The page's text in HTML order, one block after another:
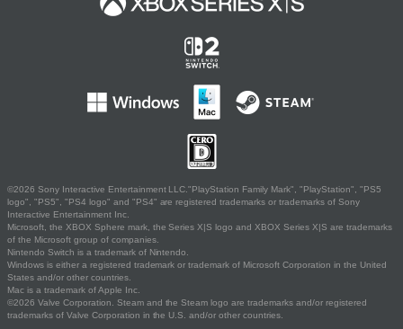
©2026 Sony Interactive Entertainment LLC."PlayStation Family Mark", "PlayStation", "PS5
logo", "PS5", "PS4 logo" and "PS4" are registered trademarks or trademarks of Sony
Interactive Entertainment Inc.
Microsoft, the XBOX Sphere mark, the Series X|S logo and XBOX Series X|S are trademarks
of the Microsoft group of companies.
Nintendo Switch is a trademark of Nintendo.
Windows is either a registered trademark or trademark of Microsoft Corporation in the United
States and/or other countries.
Mac is a trademark of Apple Inc.
©2026 Valve Corporation. Steam and the Steam logo are trademarks and/or registered
trademarks of Valve Corporation in the U.S. and/or other countries.